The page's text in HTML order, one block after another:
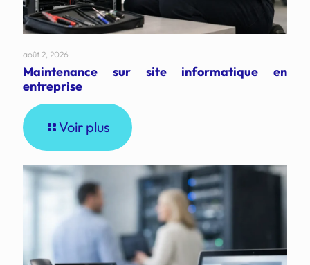
août 2, 2026
Maintenance sur site informatique en
entreprise
Voir plus